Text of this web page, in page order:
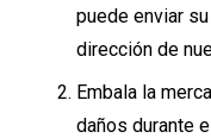
puede enviar
dirección de
Embala la
daños durante